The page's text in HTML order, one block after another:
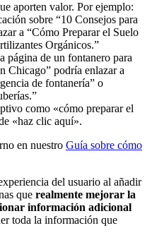
aporten valor. Por ejemplo:
sobre “10 Consejos para
a “Cómo Preparar el Suelo
Orgánicos.”
página de un fontanero para
Chicago” podría enlazar a
de fontanería” o
como «cómo preparar el
«haz clic aquí».
en nuestro Guía sobre cómo
del usuario al añadir
que realmente mejorar la
información adicional
toda la información que